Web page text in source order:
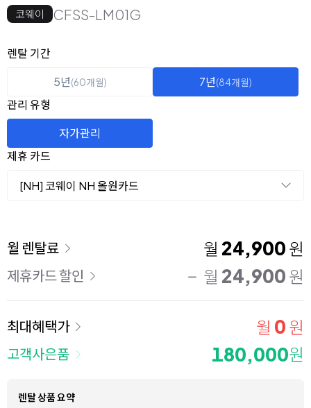
코웨이 CFSS-LM01G
옵션 선택
렌탈 선택
렌탈 기간
5년(60개월) 7년(84개월)
관리 유형
자가관리
제휴 카드
[NH] 코웨이 NH 올원카드
이용 요금
월 렌탈료 월 24,900 원
제휴카드 할인 월 24,900 원
최대혜택가 월 0 원
고객사은품 180,000원
렌탈 상품 요약